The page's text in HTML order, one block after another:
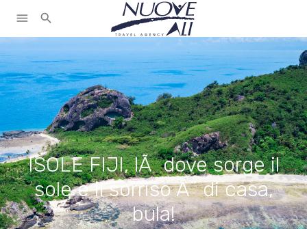
menu search
ISOLE FIJI, lÃ dove sorge il
sole e il sorriso Ã¨ di casa,
bula!